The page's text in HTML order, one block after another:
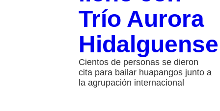
Trío Aurora
Hidalguense
Cientos de personas se dieron
cita para bailar huapangos junto a
la agrupación internacional